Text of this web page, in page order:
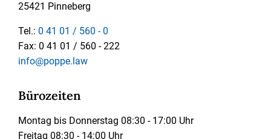
25421 Pinneberg
Tel.: 0 41 01 / 560 - 0
Fax: 0 41 01 / 560 - 222
info@poppe.law
Bürozeiten
Montag bis Donnerstag 08:30 - 17:00 Uhr
Freitag 08:30 - 14:00 Uhr